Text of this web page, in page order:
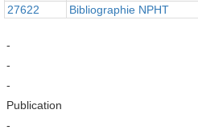
27622
Bibliographie NPHT
-
-
-
Publication
-